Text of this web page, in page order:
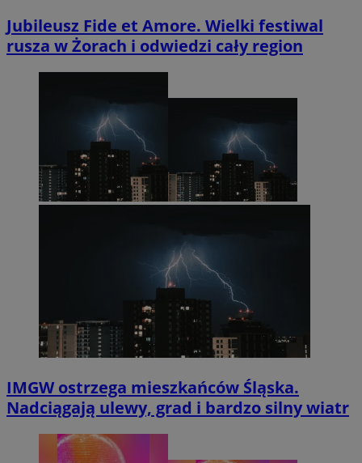
Jubileusz Fide et Amore. Wielki festiwal
rusza w Żorach i odwiedzi cały region
IMGW ostrzega mieszkańców Śląska.
Nadciągają ulewy, grad i bardzo silny wiatr